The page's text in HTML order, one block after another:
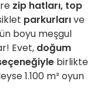
zip hatları, top
parkurlarıve
boyu meşgul
Evet, doğum
birlikte
1.100 m² oyun